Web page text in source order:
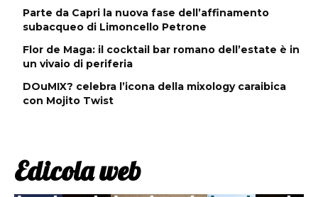
Parte da Capri la nuova fase dell’affinamento
subacqueo di Limoncello Petrone
Flor de Maga: il cocktail bar romano dell’estate è in
un vivaio di periferia
DOuMIX? celebra l’icona della mixology caraibica
con Mojito Twist
Edicola web